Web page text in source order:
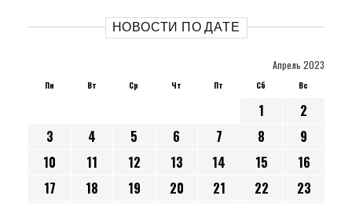
НОВОСТИ ПО ДАТЕ
Апрель 2023
Пн Вт Ср Чт Пт Сб Вс
1
2
3
4 5 6 7 8
9
10
11 12 13 14 15
16
17
18 19 20 21 22
23